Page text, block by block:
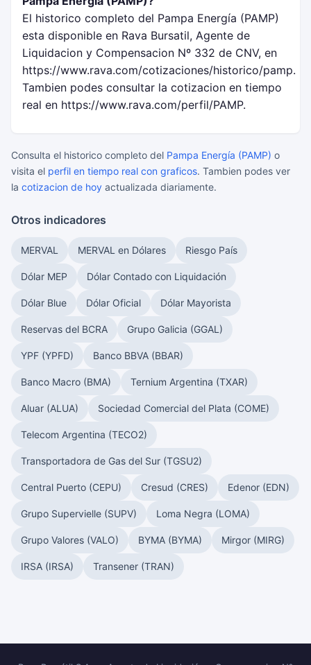
El historico completo del Pampa Energía (PAMP)
esta disponible en Rava Bursatil, Agente de
Liquidacion y Compensacion Nº 332 de CNV, en
https://www.rava.com/cotizaciones/historico/pamp.
Tambien podes consultar la cotizacion en tiempo
real en https://www.rava.com/perfil/PAMP.
Consulta el historico completo del Pampa Energía (PAMP) o
visita el perfil en tiempo real con graficos. Tambien podes ver
la cotizacion de hoy actualizada diariamente.
Otros indicadores
MERVAL MERVAL en Dólares Riesgo País
Dólar MEP Dólar Contado con Liquidación
Dólar Blue Dólar Oficial Dólar Mayorista
Reservas del BCRA Grupo Galicia (GGAL)
YPF (YPFD) Banco BBVA (BBAR)
Banco Macro (BMA) Ternium Argentina (TXAR)
Aluar (ALUA) Sociedad Comercial del Plata (COME)
Telecom Argentina (TECO2)
Transportadora de Gas del Sur (TGSU2)
Central Puerto (CEPU) Cresud (CRES) Edenor (EDN)
Grupo Supervielle (SUPV) Loma Negra (LOMA)
Grupo Valores (VALO) BYMA (BYMA) Mirgor (MIRG)
IRSA (IRSA) Transener (TRAN)